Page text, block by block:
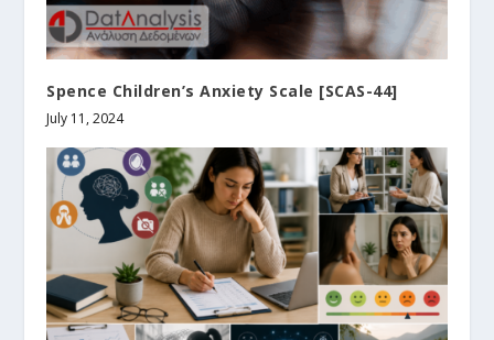
Spence Children’s Anxiety Scale [SCAS-44]
July 11, 2024